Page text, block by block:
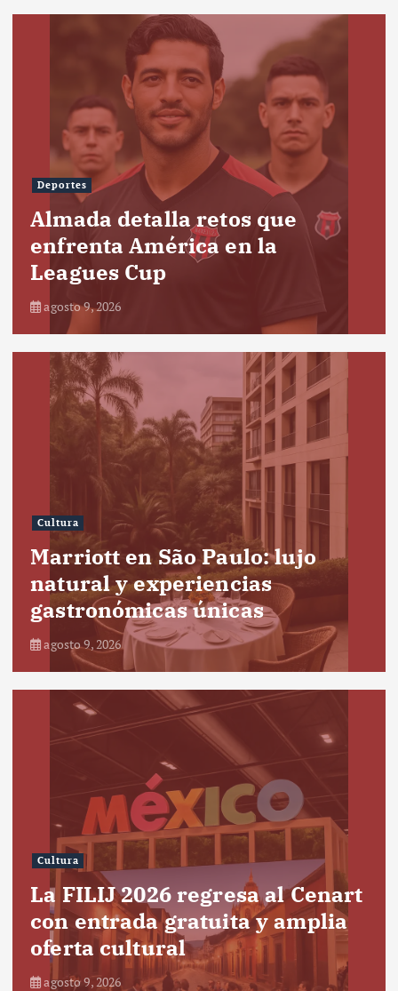
Deportes
Almada detalla retos que
enfrenta América en la
Leagues Cup
agosto 9, 2026
Cultura
Marriott en São Paulo: lujo
natural y experiencias
gastronómicas únicas
agosto 9, 2026
Cultura
La FILIJ 2026 regresa al Cenart
con entrada gratuita y amplia
oferta cultural
agosto 9, 2026